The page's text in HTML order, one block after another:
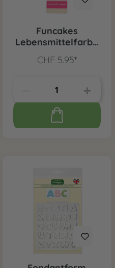
Funcakes
Lebensmittelfarbe
CHF 5.95*